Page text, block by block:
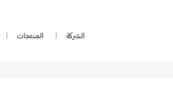
الشركة المنتجات